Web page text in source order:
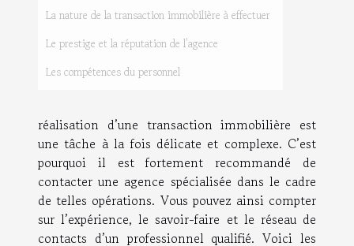
La nature de la transaction immobilière à effectuer
Le prestige et la réputation de l’agence
Les compétences du personnel
réalisation d’une transaction immobilière est
une tâche à la fois délicate et complexe. C’est
pourquoi il est fortement recommandé de
contacter une agence spécialisée dans le cadre
de telles opérations. Vous pouvez ainsi compter
sur l’expérience, le savoir-faire et le réseau de
contacts d’un professionnel qualifié. Voici les